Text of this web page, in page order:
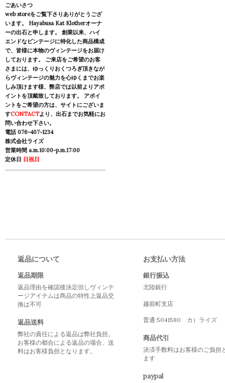
ごあいさつ
web storeをご覧下さりありがとうござ
います。 Hayabusa Kat Klotherオーナ
ーの出石と申します。 創業以来、ハイ
エンドなビンテージに特化した商品構成
で、皆様に本物のヴィンテージをお届け
しております。 ご来店をご希望のお客
さまには、ゆっくりおくつろぎ頂きなが
らヴィンテージの魅力を心ゆくまでお楽
しみ頂けます様、弊店では以前よりアポ
イントを頂戴致しております。 アポイ
ントをご希望の方は、サイトにございま
すCONTACTより、出石までお気軽にお
問い合わせ下さい。
電話 076-407-1234
株式会社ライズ
営業時間 a.m.10:00-p.m.17:00
定休日 日祝日
返品について
返品期限
返品理由を確認後決定但しヴィンテ
ージアイテムは商品の特性上返品交
換は不可
返品送料
弊社の責任による返品は弊社負担。
お客様の都合による返品の場合、送
料はお客様負担となります。
お支払い方法
銀行振込
北陸銀行
越前町支店
普通 5041580 カ）ライズ
商品代引
決済手数料はお客様のご負担
ます
paypal